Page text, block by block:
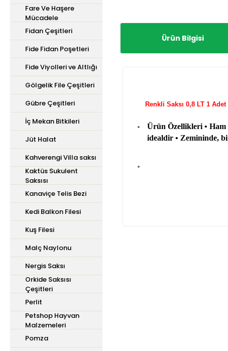
Fare Ve Haşere
Mücadele
Fidan Çeşitleri
Fide Fidan Poşetleri
Fide Viyolleri ve Altlığı
Gölgelik File Çeşitleri
Gübre Çeşitleri
İç Mekan Bitkileri
Jüt Halat
Kahverengi Villa saksı
Kaktüs Sukulent
Saksısı
Kanaviçe Telis Bezi
Kedi Balkon Filesi
Kuş Filesi
Malç Naylonu
Nergis Saksı
Orkide Saksısı
Çeşitleri
Perlit
Petshop Hayvan
Malzemeleri
Pomza
Ürün Bilgisi
Renkli Saksı 0,8
Ürün Özellikleri • Ham
idealdir • Zemininde,